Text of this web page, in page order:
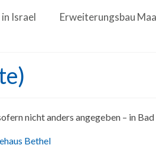
Israel Erweiterungsbau
nicht anders angegeben – in
Bethel